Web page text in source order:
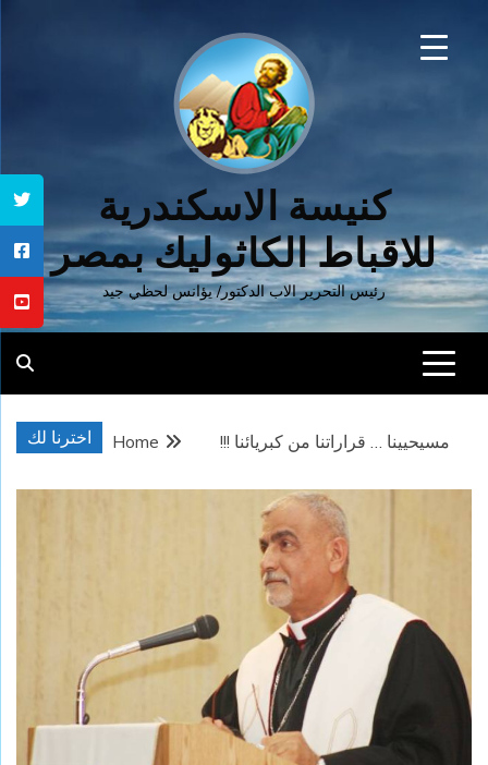
كنيسة الاسكندرية
للاقباط الكاثوليك بمصر
رئيس التحرير الاب الدكتور/ يؤانس لحظي جيد
اخترنا لك Home مسيحيينا … قراراتنا من كبريائنا !!!